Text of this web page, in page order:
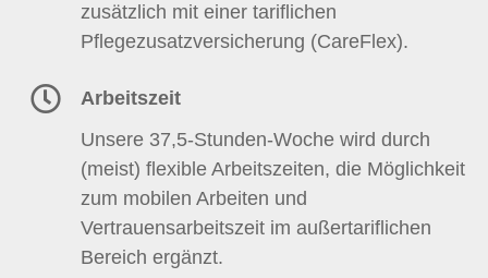
zusätzlich mit einer tariflichen
Pflegezusatzversicherung (CareFlex).
Arbeitszeit
Unsere 37,5-Stunden-Woche wird durch
(meist) flexible Arbeitszeiten, die Möglichkeit
zum mobilen Arbeiten und
Vertrauensarbeitszeit im außertariflichen
Bereich ergänzt.